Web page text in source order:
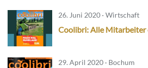
26. Juni 2020 · Wirtschaft
Coolibri: Alle Mitarbeiter
29. April 2020 · Bochum